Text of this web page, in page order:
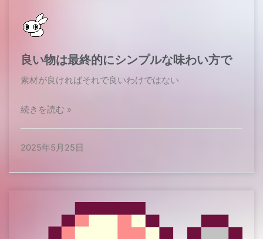
良い物は最終的にシンプルな味わい方で
素材が良ければそれで良いわけではない​
続きを読む »
2025年5月25日